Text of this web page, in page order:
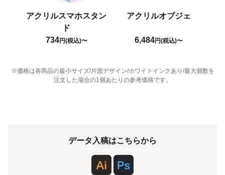
アクリルスマホスタン
ド
734円(税込)〜
アクリルオブジェ
6,484円(税込)〜
※価格は各商品の最小サイズ/片面デザイン/ホワイトインクあり/最大個数を
注文した場合の1個あたりの参考価格です。
データ入稿はこちらから